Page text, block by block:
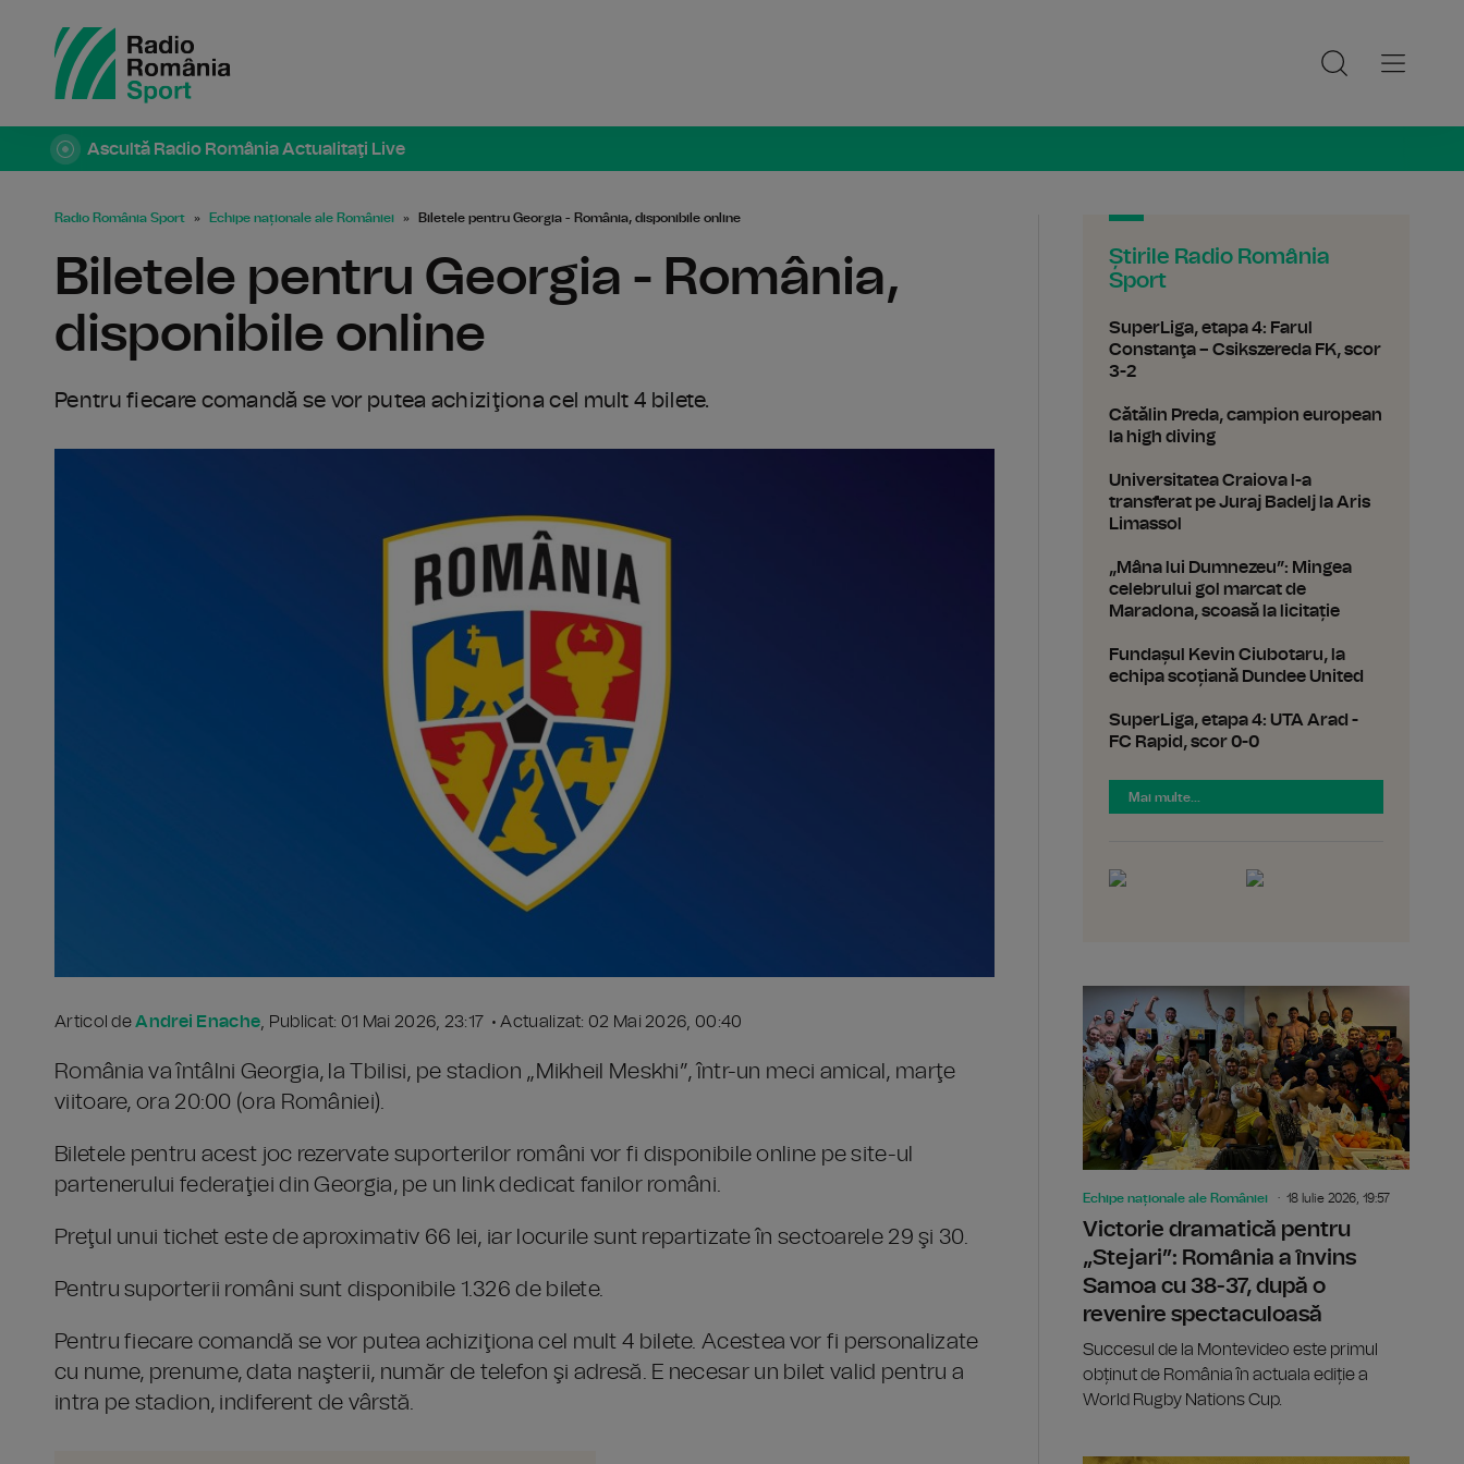
Ascultă Radio România Actualitaţi Live
Radio România Sport Echipe naționale ale României Biletele pentru Georgia - România, disponibile online
Biletele pentru Georgia - România,
disponibile online
Pentru fiecare comandă se vor putea achiziţiona cel mult 4 bilete.
Articol deAndrei Enache, Publicat: 01 Mai 2026, 23:17 • Actualizat: 02 Mai 2026, 00:40
România va întâlni Georgia, la Tbilisi, pe stadion „Mikheil Meskhi”, într-un meci amical, marţe
viitoare, ora 20:00 (ora României).
Biletele pentru acest joc rezervate suporterilor români vor fi disponibile online pe site-ul
partenerului federaţiei din Georgia, pe un link dedicat fanilor români.
Preţul unui tichet este de aproximativ 66 lei, iar locurile sunt repartizate în sectoarele 29 şi 30.
Pentru suporterii români sunt disponibile 1.326 de bilete.
Pentru fiecare comandă se vor putea achiziţiona cel mult 4 bilete. Acestea vor fi personalizate
cu nume, prenume, data naşterii, număr de telefon şi adresă. E necesar un bilet valid pentru a
intra pe stadion, indiferent de vârstă.
Știrile Radio România
Sport
SuperLiga, etapa 4: Farul
Constanţa – Csikszereda FK, scor
3-2
Cătălin Preda, campion european
la high diving
Universitatea Craiova l-a
transferat pe Juraj Badelj la Aris
Limassol
„Mâna lui Dumnezeu”: Mingea
celebrului gol marcat de
Maradona, scoasă la licitație
Fundașul Kevin Ciubotaru, la
echipa scoțiană Dundee United
SuperLiga, etapa 4: UTA Arad -
FC Rapid, scor 0-0
Mai multe...
Echipe naționale ale României 18 Iulie 2026, 19:57
Victorie dramatică pentru
„Stejari”: România a învins
Samoa cu 38-37, după o
revenire spectaculoasă
Succesul de la Montevideo este primul
obținut de România în actuala ediție a
World Rugby Nations Cup.